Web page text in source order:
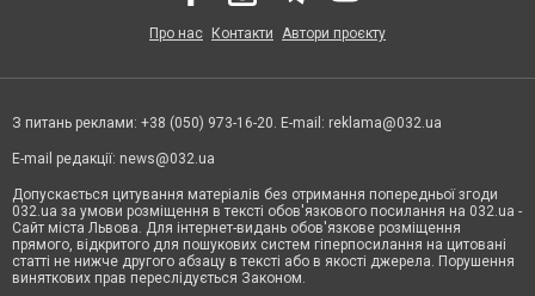
Про нас Контакти Автори проєкту
З питань реклами: +38 (050) 973-16-20. E-mail: reklama@032.ua
E-mail редакції: news@032.ua
Допускається цитування матеріалів без отримання попередньої згоди
032.ua за умови розміщення в тексті обов'язкового посилання на 032.ua -
Сайт міста Львова. Для інтернет-видань обов'язкове розміщення
прямого, відкритого для пошукових систем гіперпосилання на цитовані
статті не нижче другого абзацу в тексті або в якості джерела. Порушення
виняткових прав переслідується Законом.